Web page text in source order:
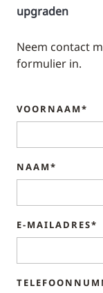
upgraden
Neem contact
formulier in.
VOORNAAM*
NAAM*
E-MAILADRES*